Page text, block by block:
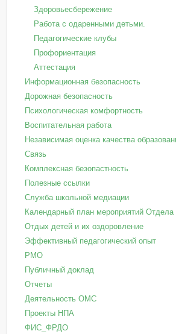
Здоровьесбережение
Работа с одаренными детьми.
Педагогические клубы
Профориентация
Аттестация
Информационная безопасность
Дорожная безопасность
Психологическая комфортность
Воспитательная работа
Независимая оценка качества
Связь
Комплексная безопастность
Полезные ссылки
Служба школьной медиации
Календарный план мероприятий Отдела
Отдых детей и их оздоровление
Эффективный педагогический опыт
РМО
Публичный доклад
Отчеты
Деятельность ОМС
Проекты НПА
ФИС_ФРДО